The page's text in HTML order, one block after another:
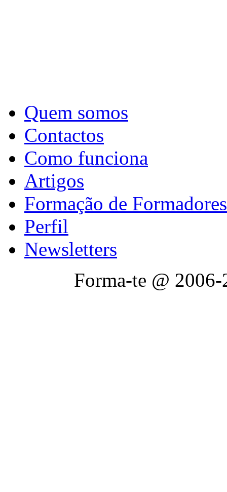
Quem somos
Contactos
Como funciona
Artigos
Formação de Formadores
Perfil
Newsletters
Forma-te @